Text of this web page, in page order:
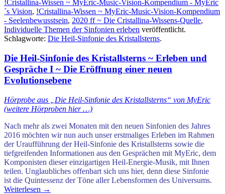
!Cristallina-Wissen ~ MyEric-Music-Vision-Kompendium - MyEric
´s Vision, !Cristallina-Wissen ~ MyEric-Music-Vision-Kompendium
- Seelenbewusstsein, 2020 ff ~ Die Cristallina-Wissens-Quelle,
Individuelle Themen der Sinfonien erleben veröffentlicht.
Schlagworte: Die Heil-Sinfonie des Kristallsterns.
Die Heil-Sinfonie des Kristallsterns ~ Erleben und
Gespräche I ~ Die Eröffnung einer neuen
Evolutionsebene
Hörprobe aus „Die Heil-Sinfonie des Kristallsterns“ von MyEric
(weitere Hörproben hier …)
Nach mehr als zwei Monaten mit den neuen Sinfonien des Jahres
2016 möchten wir nun auch unser erstmaliges Erleben im Rahmen
der Uraufführung der Heil-Sinfonie des Kristallsterns sowie die
tiefgreifenden Informationen aus den Gesprächen mit MyEric, dem
Komponisten dieser einzigartigen Heil-Energie-Musik, mit Ihnen
teilen. Unglaubliches offenbart sich uns hier, denn diese Sinfonie
ist die Quintessenz der Töne aller Lebensformen des Universums.
Weiterlesen →